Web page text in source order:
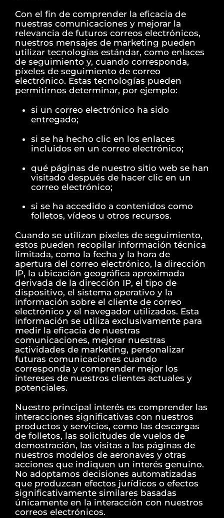
Con el fin de comprender la eficacia de
nuestras comunicaciones y mejorar la
relevancia de futuros correos electrónicos,
nuestros mensajes de marketing pueden
utilizar tecnologías estándar, como enlaces
de seguimiento y, cuando corresponda,
píxeles de seguimiento de correo
electrónico. Estas tecnologías pueden
permitirnos determinar, por ejemplo:
si un correo electrónico ha sido
entregado;
si se ha hecho clic en los enlaces
incluidos en un correo electrónico;
qué páginas de nuestro sitio web se han
visitado después de hacer clic en un
correo electrónico;
si se ha accedido a contenidos como
folletos, vídeos u otros recursos.
Cuando se utilizan píxeles de seguimiento,
estos pueden recopilar información técnica
limitada, como la fecha y la hora de
apertura del correo electrónico, la dirección
IP, la ubicación geográfica aproximada
derivada de la dirección IP, el tipo de
dispositivo, el sistema operativo y la
información sobre el cliente de correo
electrónico y el navegador utilizados. Esta
información se utiliza exclusivamente para
medir la eficacia de nuestras
comunicaciones, mejorar nuestras
actividades de marketing, personalizar
futuras comunicaciones cuando
corresponda y comprender mejor los
intereses de nuestros clientes actuales y
potenciales.
Nuestro principal interés es comprender las
interacciones significativas con nuestros
productos y servicios, como las descargas
de folletos, las solicitudes de vuelos de
demostración, las visitas a las páginas de
nuestros modelos de aeronaves y otras
acciones que indiquen un interés genuino.
No adoptamos decisiones automatizadas
que produzcan efectos jurídicos o efectos
significativamente similares basadas
únicamente en la interacción con nuestros
correos electrónicos.